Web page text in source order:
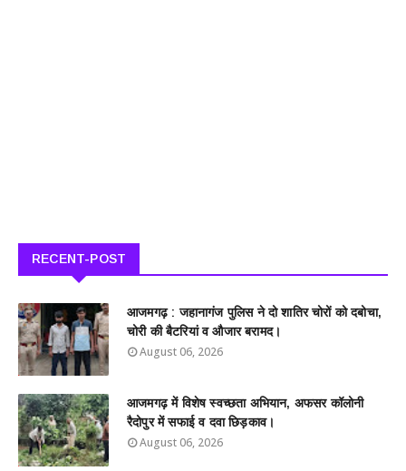
RECENT-POST
आजमगढ़ : जहानागंज पुलिस ने दो शातिर चोरों को दबोचा,
चोरी की बैटरियां व औजार बरामद।
August 06, 2026
आजमगढ़ में विशेष स्वच्छता अभियान, अफसर कॉलोनी
रैदोपुर में सफाई व दवा छिड़काव।
August 06, 2026